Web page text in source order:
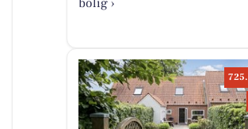
bolig ›